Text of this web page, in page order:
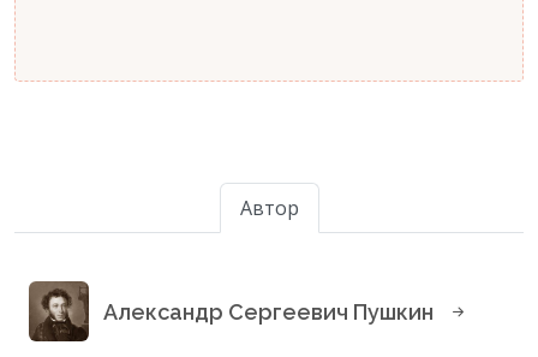
Автор
Александр Сергеевич Пушкин